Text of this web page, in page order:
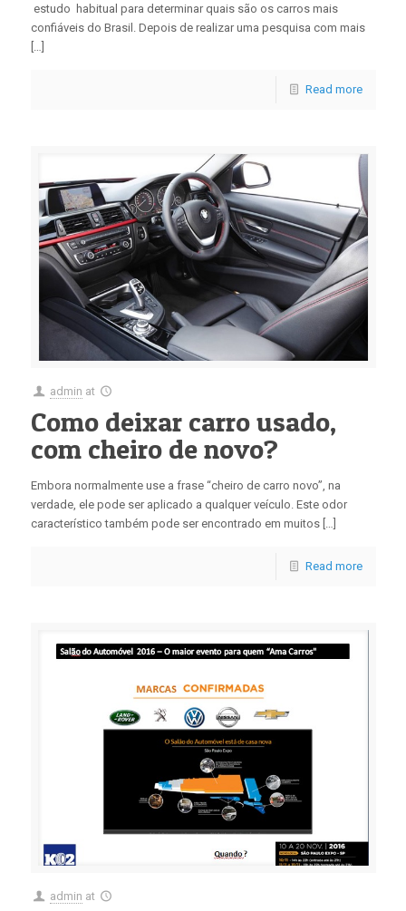
estudo habitual para determinar quais são os carros mais
confiáveis do Brasil. Depois de realizar uma pesquisa com mais
Read more
admin at
Como deixar carro usado,
com cheiro de novo?
Embora normalmente use a frase “cheiro de carro novo”, na
verdade, ele pode ser aplicado a qualquer veículo. Este odor
característico também pode ser encontrado em muitos […]
Read more
admin at